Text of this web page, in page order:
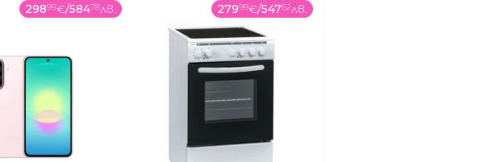
29899€/58478лв. 27999€/54762лв.